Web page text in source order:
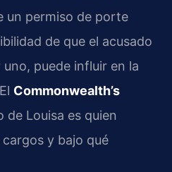
un permiso de porte
de que el acusado
puede influir en la
Commonwealth’s
de Louisa es quien
y bajo qué